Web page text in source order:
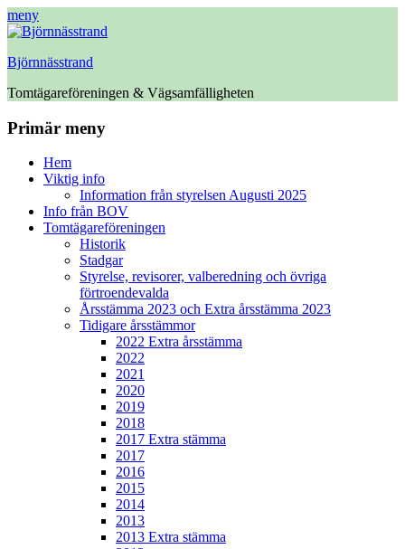
meny
Björnnässtrand
Tomtägareföreningen & Vägsamfälligheten
Facebook
Primär meny
HoppaHem
Viktig info
Information från styrelsen Augusti 2025
Info från BOV
Tomtägareföreningen
Historik
Stadgar
Styrelse, revisorer, valberedning och övriga
förtroendevalda
Årsstämma 2023 och Extra årsstämma 2023
Tidigare årsstämmor
2022 Extra årsstämma
2022
2021
2020
2019
2018
2017 Extra stämma
2017
2016
2015
2014
2013
2013 Extra stämma